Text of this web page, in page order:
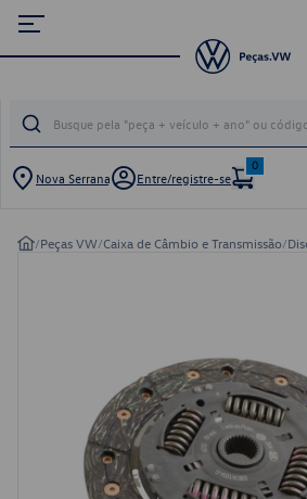
Nova Serrana Entre/registre-se
0
/Peças VW/Caixa de Câmbio e Transmissão/